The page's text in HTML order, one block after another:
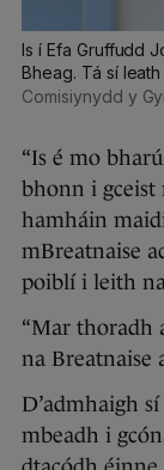
Is í Efa Gruffudd
Bheag. Tá sí
Comisiynydd y
“Is é mo
bhonn i
hamháin
mBreatnaise
poiblí i leith
“Mar thoradh
na Breatnaise
D’admhaigh
mbeadh i